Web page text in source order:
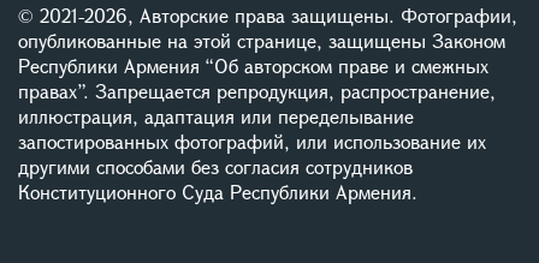
© 2021-2026, Авторские права защищены. Фотографии,
опубликованные на этой странице, защищены Законом
Республики Армения “Об авторском праве и смежных
правах”. Запрещается репродукция, распространение,
иллюстрация, адаптация или переделывание
запостированных фотографий, или использование их
другими способами без согласия сотрудников
Конституционного Суда Республики Армения.